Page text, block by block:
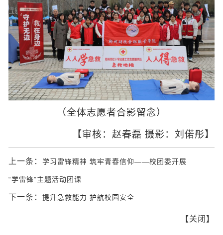
（全体志愿者合影留念）
【审核：赵春磊 摄影：刘偌彤】
上一条： 学习雷锋精神 筑牢青春信仰——校团委开展
“学雷锋”主题活动团课
下一条： 提升急救能力 护航校园安全
【关闭 】